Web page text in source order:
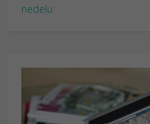
nedelu